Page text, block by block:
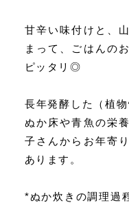
甘辛い味付けと、
まって、ごはんの
ピッタリ◎
長年発酵した（植
ぬか床や青魚の栄
子さんからお年寄
あります。
*ぬか炊きの調理過